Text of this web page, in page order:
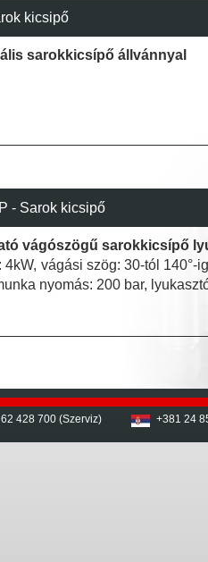
kicsipő
sarokkicsípő állvánnyal
- Sarok kicsipő
vágószögű sarokkicsípő
4kW, vágási szög: 30-tól
nyomás: 200 bar,
428 700 (Szerviz) +381 24